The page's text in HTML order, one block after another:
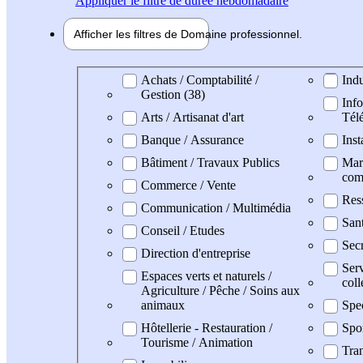
Afficher les filtres de Domaine professionnel
Domaine professionel
Achats / Comptabilité /
Gestion (38)
Arts / Artisanat d'art
Banque / Assurance
Bâtiment / Travaux Publics
Commerce / Vente
Communication / Multimédia
Conseil / Etudes
Direction d'entreprise
Espaces verts et naturels /
Agriculture / Pêche / Soins aux
animaux
Hôtellerie - Restauration /
Tourisme / Animation